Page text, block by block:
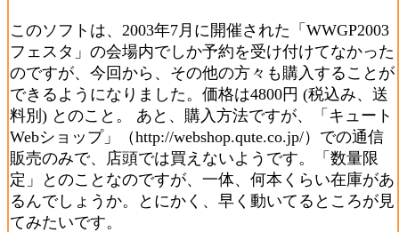
このソフトは、2003年7月に開催された「WWGP2003
フェスタ」の会場内でしか予約を受け付けてなかった
のですが、今回から、その他の方々も購入することが
できるようになりました。価格は4800円 (税込み、送
料別) とのこと。 あと、購入方法ですが、「キュート
Webショップ」（http://webshop.qute.co.jp/）での通信
販売のみで、店頭では買えないようです。「数量限
定」とのことなのですが、一体、何本くらい在庫があ
るんでしょうか。とにかく、早く動いてるところが見
てみたいです。